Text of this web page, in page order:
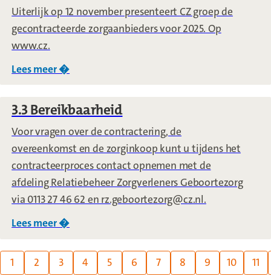
Uiterlijk op 12 november presenteert CZ groep de
gecontracteerde zorgaanbieders voor 2025. Op
www.cz.
Lees meer �
3.3 Bereikbaarheid
Voor vragen over de contractering, de
overeenkomst en de zorginkoop kunt u tijdens het
contracteerproces contact opnemen met de
afdeling Relatiebeheer Zorgverleners Geboortezorg
via 0113 27 46 62 en rz.geboortezorg@cz.nl.
Lees meer �
Page:
1 2 3 4 5 6 7 8 9 10 11